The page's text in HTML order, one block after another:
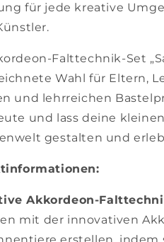
für jede kreative
Falttechnik-Set
Wahl für Eltern,
und lehrreichen
und lass deine
gestalten und
Akkordeon-
mit der innovativen